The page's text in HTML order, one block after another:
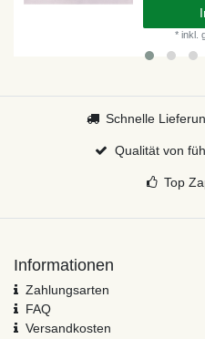
* inkl.
Schnelle
Qualität von
Top
Informationen
Zahlungsarten
FAQ
Versandkosten